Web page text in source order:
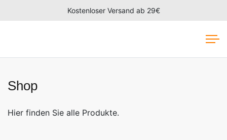
Kostenloser Versand ab 29€
Shop
Hier finden Sie alle Produkte.